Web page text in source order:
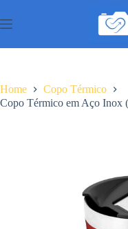
para
o
Home
Copo Térmico
Copo Térmico em Aço Inox